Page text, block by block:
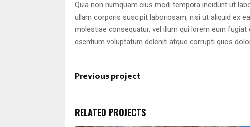
Quia non numquam eius modi tempora incidunt ut
ullam corporis suscipit laboriosam, nisi ut aliquid ex
molestiae consequatur, vel illum qui lorem eum
esentium voluptatum deleniti atque corrupti quos
Previous project
RELATED PROJECTS